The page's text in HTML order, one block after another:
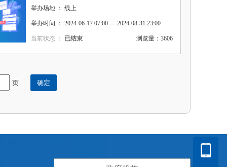
举办场地 ： 线上
举办时间 ： 2024-06-17 07:00 — 2024-08-31 23:00
浏览量：3606
当前状态 ： 已结束
页